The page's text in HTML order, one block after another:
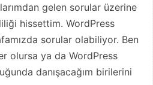
gelen sorular üzerine
hissettim. WordPress
sorular olabiliyor. Ben
olursa ya da WordPress
danışacağım birilerini